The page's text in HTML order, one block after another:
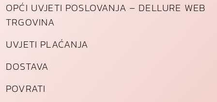
OPĆI UVJETI POSLOVANJA – DELLURE WEB
TRGOVINA
UVJETI PLAĆANJA
DOSTAVA
POVRATI